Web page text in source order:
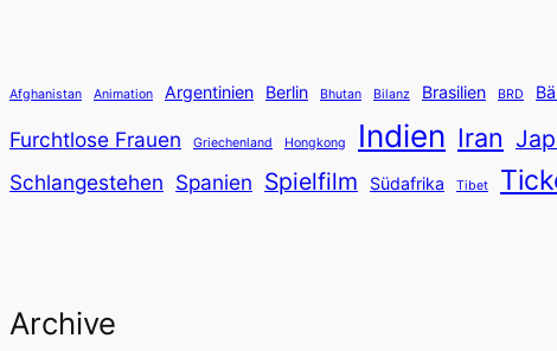
Afghanistan Animation Argentinien Berlin Bhutan Bilanz Brasilien BRD
Furchtlose Frauen Griechenland Hongkong Indien Iran
Schlangestehen Spanien Spielfilm Südafrika Tibet
Archive